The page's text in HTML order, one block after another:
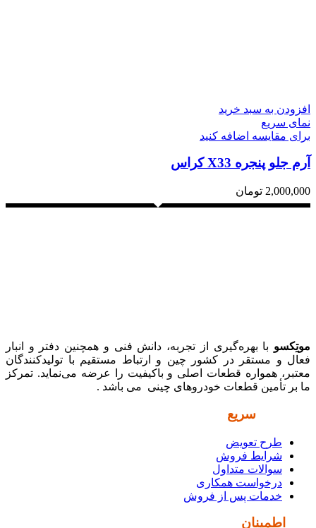
افزودن به سبد خرید
نمای سریع
برای مقایسه اضافه کنید
آرم جلو پنجره X33 کراس
2,000,000 تومان
موتِکسو با بهره‌گیری از تجربه، دانش فنی و همچنین دفتر و انبار
فعال و مستقر در کشور چین و ارتباط مستقیم با تولیدکنندگان
معتبر، همواره قطعات اصلی و باکیفیت را عرضه می‌نماید. تمرکز
ما بر تأمین قطعات خودروهای چینی می باشد .
سریع
طرح تعویض
شرایط فروش
سوالات متداول
درخواست همکاری
خدمات پس از فروش
اطمینان